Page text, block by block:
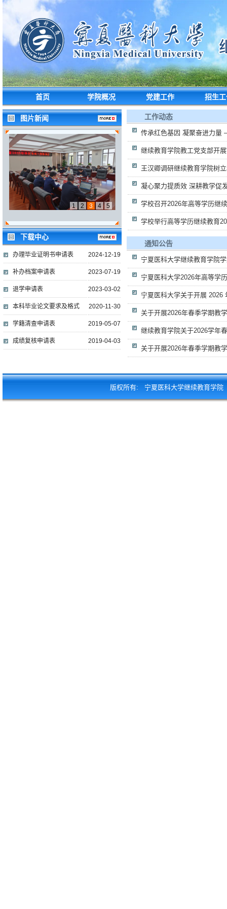
首页 学院概况 党建工作 招生
图片新闻
1 2 3 4 5
下载中心
办理毕业证明书申请表 2024-12-19
补办档案申请表 2023-07-19
退学申请表 2023-03-02
本科毕业论文要求及格式 2020-11-30
学籍清查申请表 2019-05-07
成绩复核申请表 2019-04-03
工作动态
传承红色基因 凝聚奋进力
继续教育学院教工党支部开
王汉卿调研继续教育学院树
凝心聚力提质效 深耕教学
学校召开2026年高等学历继
学校举行高等学历继续教育
通知公告
宁夏医科大学继续教育学院
宁夏医科大学2026年高等学
宁夏医科大学关于开展 2026
关于开展2026年春季学期教
继续教育学院关于2026学年
关于开展2026年春季学期教
版权所有: 宁夏医科大学继续教育学院